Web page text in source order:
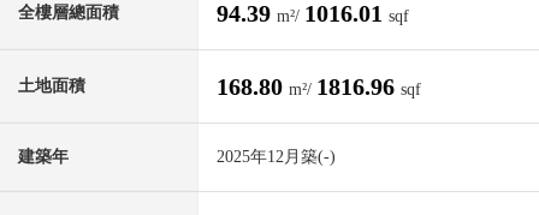
全樓層總面積 94.39 m²/ 1016.01 sqf
土地面積 168.80 m²/ 1816.96 sqf
建築年 2025年12月築(-)